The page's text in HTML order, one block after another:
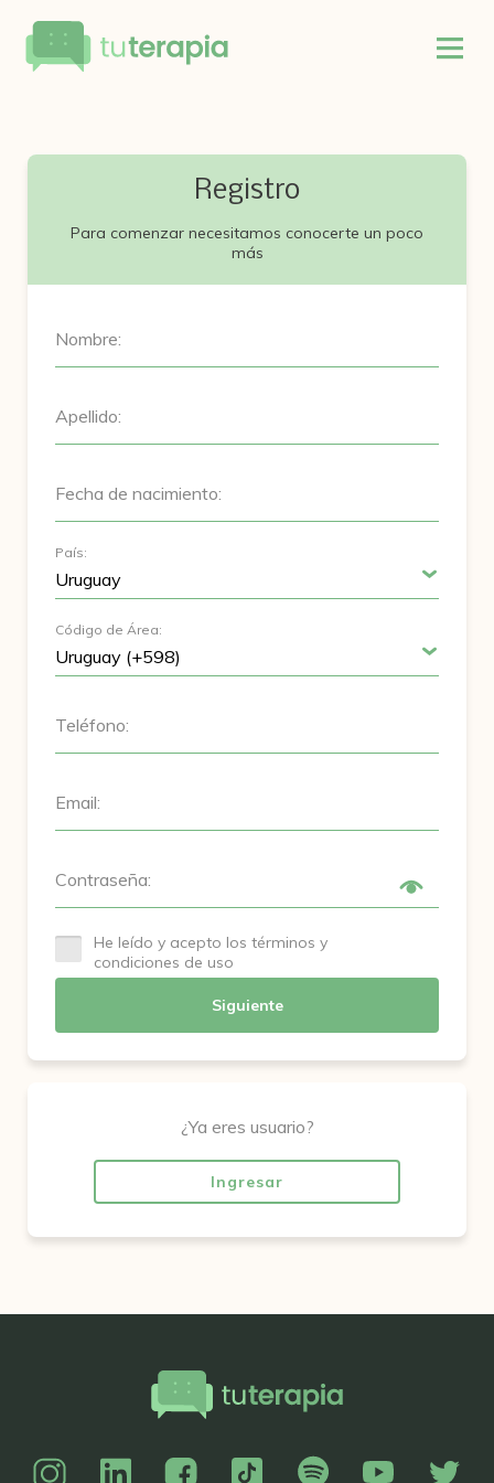
Registro
Para comenzar necesitamos conocerte un poco
más
Nombre:
Apellido:
Fecha de nacimiento:
País:
Código de Área:
Teléfono:
Email:
Contraseña:
He leído y acepto los términos y
condiciones de uso
Siguiente
¿Ya eres usuario?
Ingresar